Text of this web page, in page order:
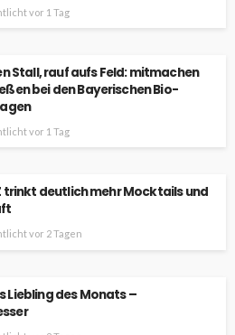
vor 1 Tag
Stall, rauf aufs Feld: mitmachen
bei den Bayerischen Bio-
vor 1 Tag
trinkt deutlich mehr Mocktails und
vor 2 Tagen
Liebling des Monats –